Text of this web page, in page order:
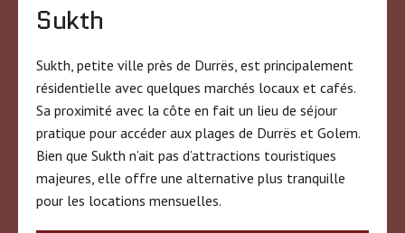
Sukth
Sukth, petite ville près de Durrës, est principalement
résidentielle avec quelques marchés locaux et cafés.
Sa proximité avec la côte en fait un lieu de séjour
pratique pour accéder aux plages de Durrës et Golem.
Bien que Sukth n’ait pas d’attractions touristiques
majeures, elle offre une alternative plus tranquille
pour les locations mensuelles.